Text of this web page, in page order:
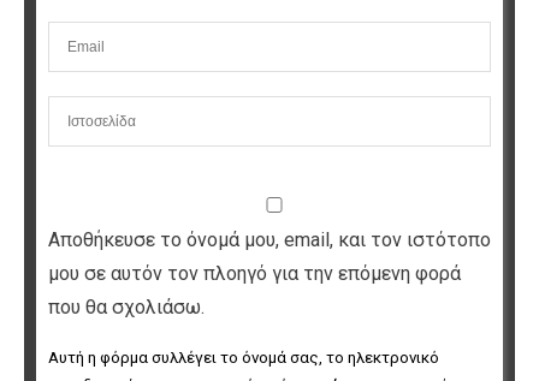
Αποθήκευσε το όνομά μου, email, και τον ιστότοπο
μου σε αυτόν τον πλοηγό για την επόμενη φορά
που θα σχολιάσω.
Αυτή η φόρμα συλλέγει το όνομά σας, το ηλεκτρονικό